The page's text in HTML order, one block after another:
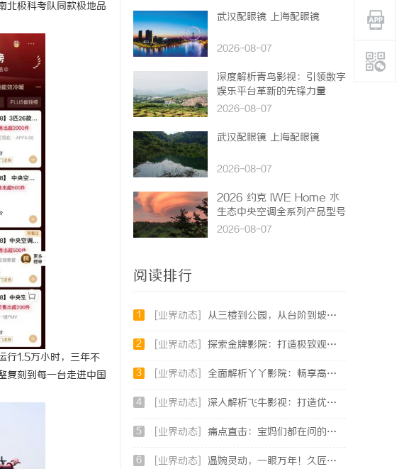
北极科考队同款极地品
行1.5万小时，三年不
复刻到每一台走进中国
武汉配眼镜 上海配眼镜
2026-08-07
深度解析青鸟影视：引领数字
娱乐平台革新的先锋力量
2026-08-07
武汉配眼镜 上海配眼镜
2026-08-07
2026 约克 IWE Home 水
生态中央空调全系列产品型号
及核心参数汇总
2026-08-07
阅读排行
1 [业界动态] 从三楼到公园，从台阶到坡道，一部高续航电动轮椅如何改变生活
2 [业界动态] 探索金牌影院：打造极致观影体验的现代影院典范
3 [业界动态] 全面解析丫丫影院：畅享高清影视盛宴的最佳选择
4 [业界动态] 深入解析飞牛影视：打造优质影视体验的先锋平台
5 [业界动态] 痛点直击：宝妈们都在问的“绿色环保母婴纸巾”到底怎么选？
6 [业界动态] 温婉灵动，一眼万年！久匠量身定制的眉眼唇，才是你整张脸的点睛之笔！淡颜系女生的气质加分项